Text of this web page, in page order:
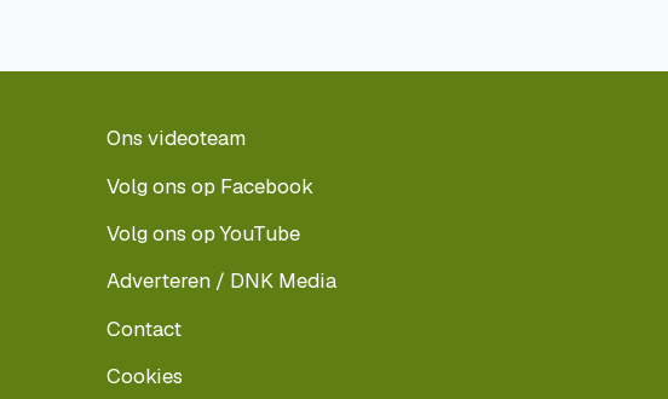
Ons videoteam
Volg ons op Facebook
Volg ons op YouTube
Adverteren / DNK Media
Contact
Cookies